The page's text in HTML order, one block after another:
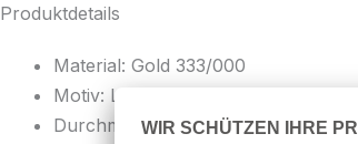
Produktdetails
Material: Gold 333/000
Motiv: Lebensbaum
Durchmesser: ca. 13,8 mm